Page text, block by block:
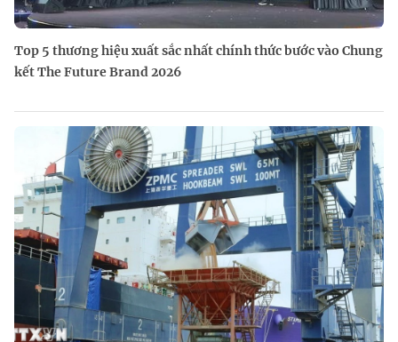
Top 5 thương hiệu xuất sắc nhất chính thức bước vào Chung
kết The Future Brand 2026